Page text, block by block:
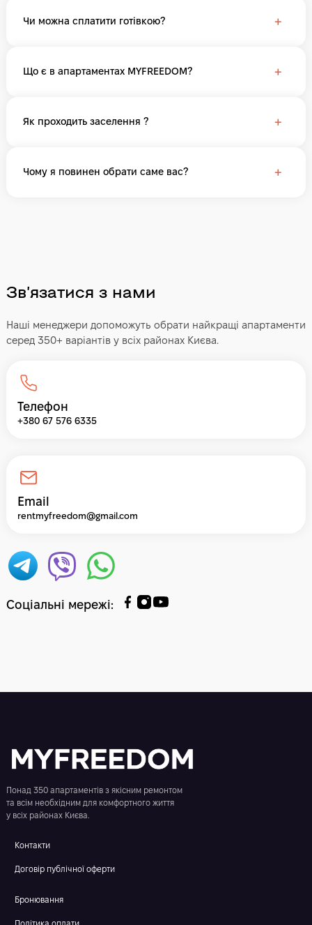
Чи можна сплатити готівкою? +
Що є в апартаментах MYFREEDOM? +
Як проходить заселення ? +
Чому я повинен обрати саме вас? +
Звʼязатися з нами
Наші менеджери допоможуть обрати найкращі апартаменти
серед 350+ варіантів у всіх районах Києва.
Телефон
+380 67 576 6335
Email
rentmyfreedom@gmail.com
Соціальні мережі:
Понад 350 апартаментів з якісним ремонтом
та всім необхідним для комфортного життя
у всіх районах Києва.
Контакти
Договір публічної оферти
Бронювання